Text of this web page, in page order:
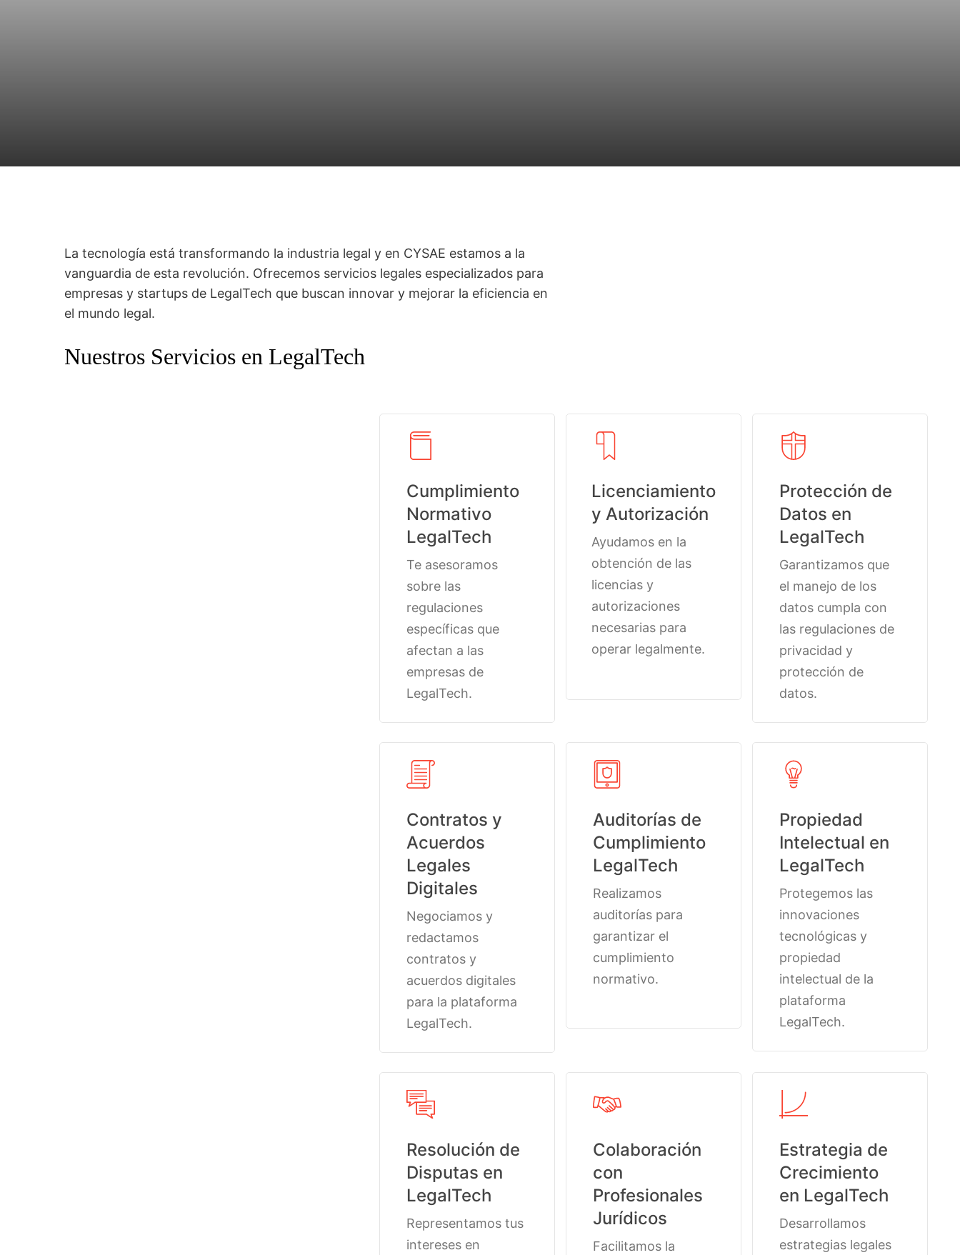
La tecnología está transformando la industria legal y en CYSAE estamos a la
vanguardia de esta revolución. Ofrecemos servicios legales especializados para
empresas y startups de LegalTech que buscan innovar y mejorar la eficiencia en
el mundo legal.
Nuestros Servicios en LegalTech
Cumplimiento
Normativo
LegalTech
Te asesoramos
sobre las
regulaciones
específicas que
afectan a las
empresas de
LegalTech.
Licenciamiento
y Autorización
Ayudamos en la
obtención de las
licencias y
autorizaciones
necesarias para
operar legalmente.
Protección de
Datos en
LegalTech
Garantizamos que
el manejo de los
datos cumpla con
las regulaciones de
privacidad y
protección de
datos.
Contratos y
Acuerdos
Legales
Digitales
Negociamos y
redactamos
contratos y
acuerdos digitales
para la plataforma
LegalTech.
Auditorías de
Cumplimiento
LegalTech
Realizamos
auditorías para
garantizar el
cumplimiento
normativo.
Propiedad
Intelectual en
LegalTech
Protegemos las
innovaciones
tecnológicas y
propiedad
intelectual de la
plataforma
LegalTech.
Resolución de
Disputas en
LegalTech
Representamos tus
intereses en
Colaboración
con
Profesionales
Jurídicos
Facilitamos la
Estrategia de
Crecimiento
en LegalTech
Desarrollamos
estrategias legales